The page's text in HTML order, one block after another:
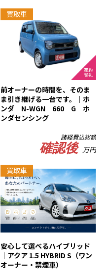
買取車
前オーナーの時間を、そのま
ま引き継げる一台です。｜ホ
ンダ N-WGN 660 G ホ
ンダセンシング
諸経費込総額
確認後 万円
買取車
安心して選べるハイブリッド
｜アクア 1.5 HYBRID S（ワン
オーナー・禁煙車）